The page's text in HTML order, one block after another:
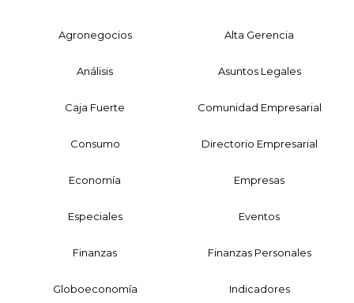
Agronegocios Alta Gerencia
Análisis Asuntos Legales
Caja Fuerte Comunidad Empresarial
Consumo Directorio Empresarial
Economía Empresas
Especiales Eventos
Finanzas Finanzas Personales
Globoeconomía Indicadores